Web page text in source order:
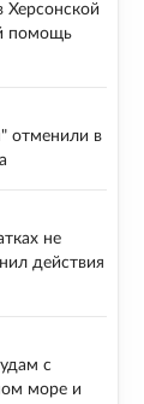
Херсонской
помощь
отменили в
не
действия
с
море и